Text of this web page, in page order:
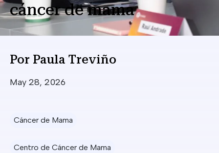
cáncer de mama
Por Paula Treviño
Date
May 28, 2026
Cáncer de Mama
Centro de Cáncer de Mama